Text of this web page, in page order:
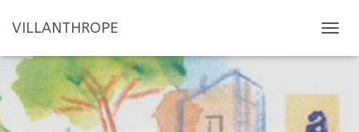
VILLANTHROPE
É